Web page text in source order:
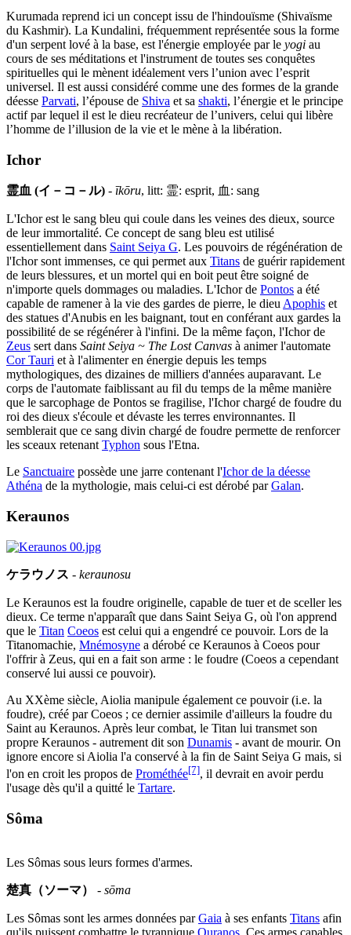
Kurumada reprend ici un concept issu de l'hindouïsme (Shivaïsme
du Kashmir). La Kundalini, fréquemment représentée sous la forme
d'un serpent lové à la base, est l'énergie employée par le yogi au
cours de ses méditations et l'instrument de toutes ses conquêtes
spirituelles qui le mènent idéalement vers l’union avec l’esprit
universel. Il est aussi considéré comme une des formes de la grande
déesse Parvati, l’épouse de Shiva et sa shakti, l’énergie et le principe
actif par lequel il est le dieu recréateur de l’univers, celui qui libère
l’homme de l’illusion de la vie et le mène à la libération.
Ichor
霊血 (イ－コ－ル) - īkōru, litt: 霊: esprit, 血: sang
L'Ichor est le sang bleu qui coule dans les veines des dieux, source
de leur immortalité. Ce concept de sang bleu est utilisé
essentiellement dans Saint Seiya G. Les pouvoirs de régénération de
l'Ichor sont immenses, ce qui permet aux Titans de guérir rapidement
de leurs blessures, et un mortel qui en boit peut être soigné de
n'importe quels dommages ou maladies. L'Ichor de Pontos a été
capable de ramener à la vie des gardes de pierre, le dieu Apophis et
des statues d'Anubis en les baignant, tout en conférant aux gardes la
possibilité de se régénérer à l'infini. De la même façon, l'Ichor de
Zeus sert dans Saint Seiya ~ The Lost Canvas à animer l'automate
Cor Tauri et à l'alimenter en énergie depuis les temps
mythologiques, des dizaines de milliers d'années auparavant. Le
corps de l'automate faiblissant au fil du temps de la même manière
que le sarcophage de Pontos se fragilise, l'Ichor chargé de foudre du
roi des dieux s'écoule et dévaste les terres environnantes. Il
semblerait que ce sang divin chargé de foudre permette de renforcer
les sceaux retenant Typhon sous l'Etna.
Le Sanctuaire possède une jarre contenant l'Ichor de la déesse
Athéna de la mythologie, mais celui-ci est dérobé parGalan.
Keraunos
ケラウノス - keraunosu
Le Keraunos est la foudre originelle, capable de tuer et de sceller les
dieux. Ce terme n'apparaît que dans Saint Seiya G, où l'on apprend
que le Titan Coeos est celui qui a engendré ce pouvoir. Lors de la
Titanomachie, Mnémosyne a dérobé ce Keraunos à Coeos pour
l'offrir à Zeus, qui en a fait son arme : le foudre (Coeos a cependant
conservé lui aussi ce pouvoir).
Au XXème siècle, Aiolia manipule également ce pouvoir (i.e. la
foudre), créé par Coeos ; ce dernier assimile d'ailleurs la foudre du
Saint au Keraunos. Après leur combat, le Titan lui transmet son
propre Keraunos - autrement dit son Dunamis - avant de mourir. On
ignore encore si Aiolia l'a conservé à la fin de Saint Seiya G mais, si
l'on en croit les propos de Prométhée[7], il devrait en avoir perdu
l'usage dès qu'il a quitté le Tartare.
Sôma
Les Sômas sous leurs formes d'armes.
楚真（ソーマ） - sōma
Les Sômas sont les armes données parGaia à ses enfants Titans afin